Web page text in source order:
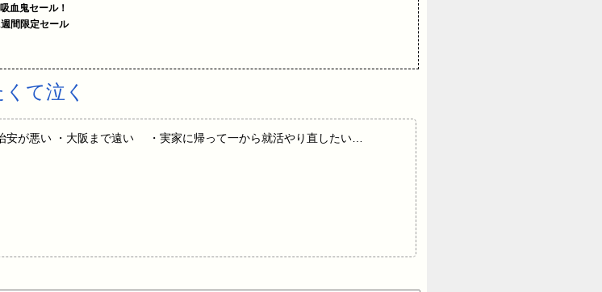
血鬼セール！
間限定セール
て泣く
が悪い ・大阪まで遠い ・実家に帰って一から就活やり直したい…